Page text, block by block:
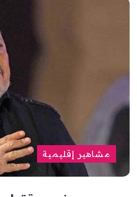
مشاهير إقليمية